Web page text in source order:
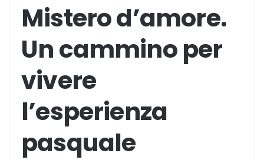
Mistero d’amore.
Un cammino per
vivere
l’esperienza
pasquale